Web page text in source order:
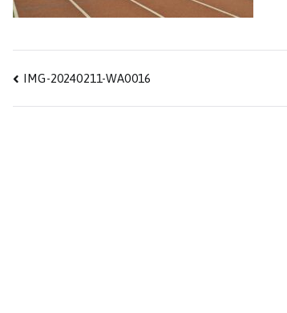
Beitragsnavigation
IMG-20240211-WA0016